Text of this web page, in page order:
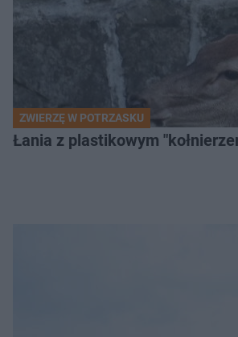
ZWIERZĘ W POTRZASKU
Łania z plastikowym